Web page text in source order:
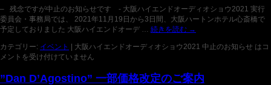
– 残念ですが中止のお知らせです - 大阪ハイエンドオーディオショウ2021 実行
委員会・事務局では、 2021年11月19日から3日間、大阪ハートンホテル心斎橋で
予定しておりました 大阪ハイエンドオーデ … 続きを読む →
カテゴリー: イベント | 大阪ハイエンドオーディオショウ2021 中止のお知らせ は コ
メントを受け付けていません
”Dan D’Agostino” 一部価格改定のご案内